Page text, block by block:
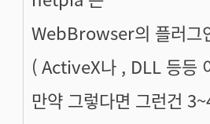
WebBrowser의 플러그
( ActiveX나 , DLL 등등
만약 그렇다면 그런건